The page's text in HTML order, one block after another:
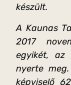
készült.
A Kaunas
2017
egyikét, az
nyerte
képviselő